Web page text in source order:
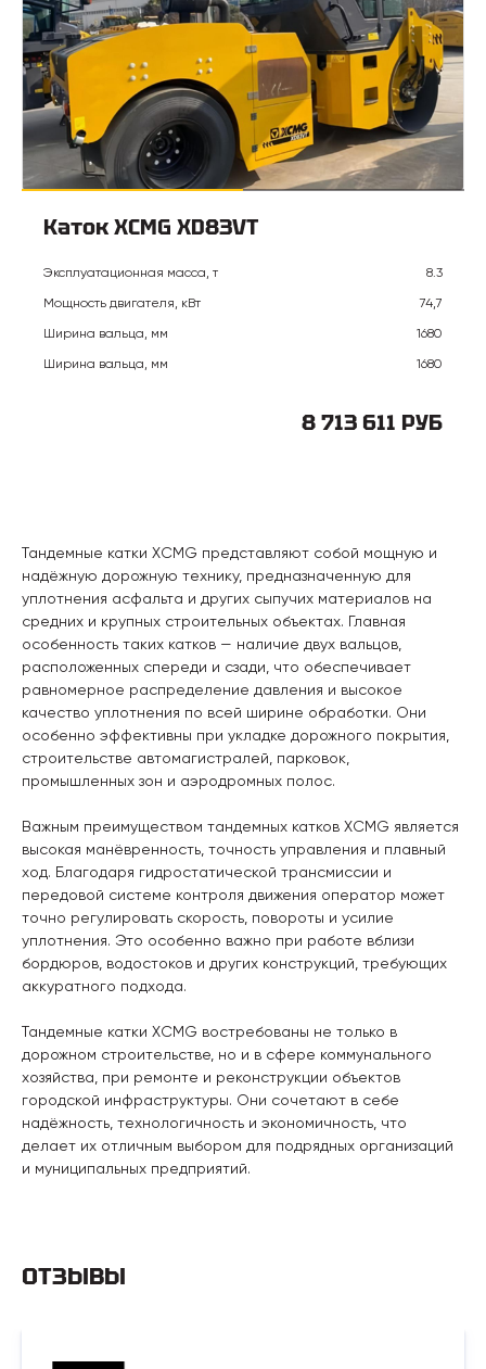
Каток XCMG XD83VT
Эксплуатационная масса, т
8.3
Мощность двигателя, кВт
74,7
Ширина вальца, мм
1680
Ширина вальца, мм
1680
8 713 611 РУБ
Тандемные катки XCMG представляют собой мощную и
надёжную дорожную технику, предназначенную для
уплотнения асфальта и других сыпучих материалов на
средних и крупных строительных объектах. Главная
особенность таких катков — наличие двух вальцов,
расположенных спереди и сзади, что обеспечивает
равномерное распределение давления и высокое
качество уплотнения по всей ширине обработки. Они
особенно эффективны при укладке дорожного покрытия,
строительстве автомагистралей, парковок,
промышленных зон и аэродромных полос.
Важным преимуществом тандемных катков XCMG является
высокая манёвренность, точность управления и плавный
ход. Благодаря гидростатической трансмиссии и
передовой системе контроля движения оператор может
точно регулировать скорость, повороты и усилие
уплотнения. Это особенно важно при работе вблизи
бордюров, водостоков и других конструкций, требующих
аккуратного подхода.
Тандемные катки XCMG востребованы не только в
дорожном строительстве, но и в сфере коммунального
хозяйства, при ремонте и реконструкции объектов
городской инфраструктуры. Они сочетают в себе
надёжность, технологичность и экономичность, что
делает их отличным выбором для подрядных организаций
и муниципальных предприятий.
ОТЗЫВЫ